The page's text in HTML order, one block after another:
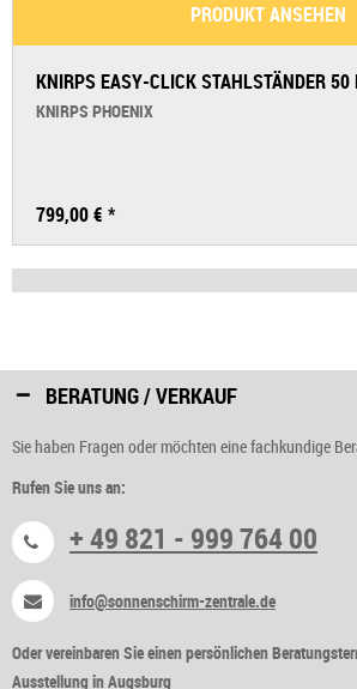
PRODUKT ANSEHEN
KNIRPS EASY-CLICK STAHLSTÄNDER 50
KNIRPS PHOENIX
799,00 € *
BERATUNG / VERKAUF
Sie haben Fragen oder möchten eine fachkundige
Rufen Sie uns an:
+ 49 821 - 999 764 00
info@sonnenschirm-zentrale.de
Oder vereinbaren Sie einen persönlichen
Ausstellung in Augsburg